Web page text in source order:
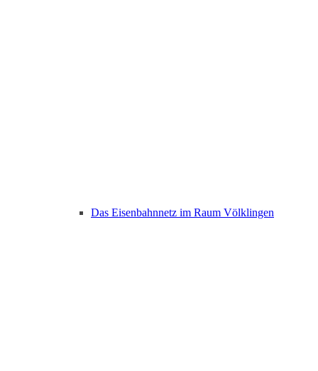
Das Eisenbahnnetz im Raum Völklingen